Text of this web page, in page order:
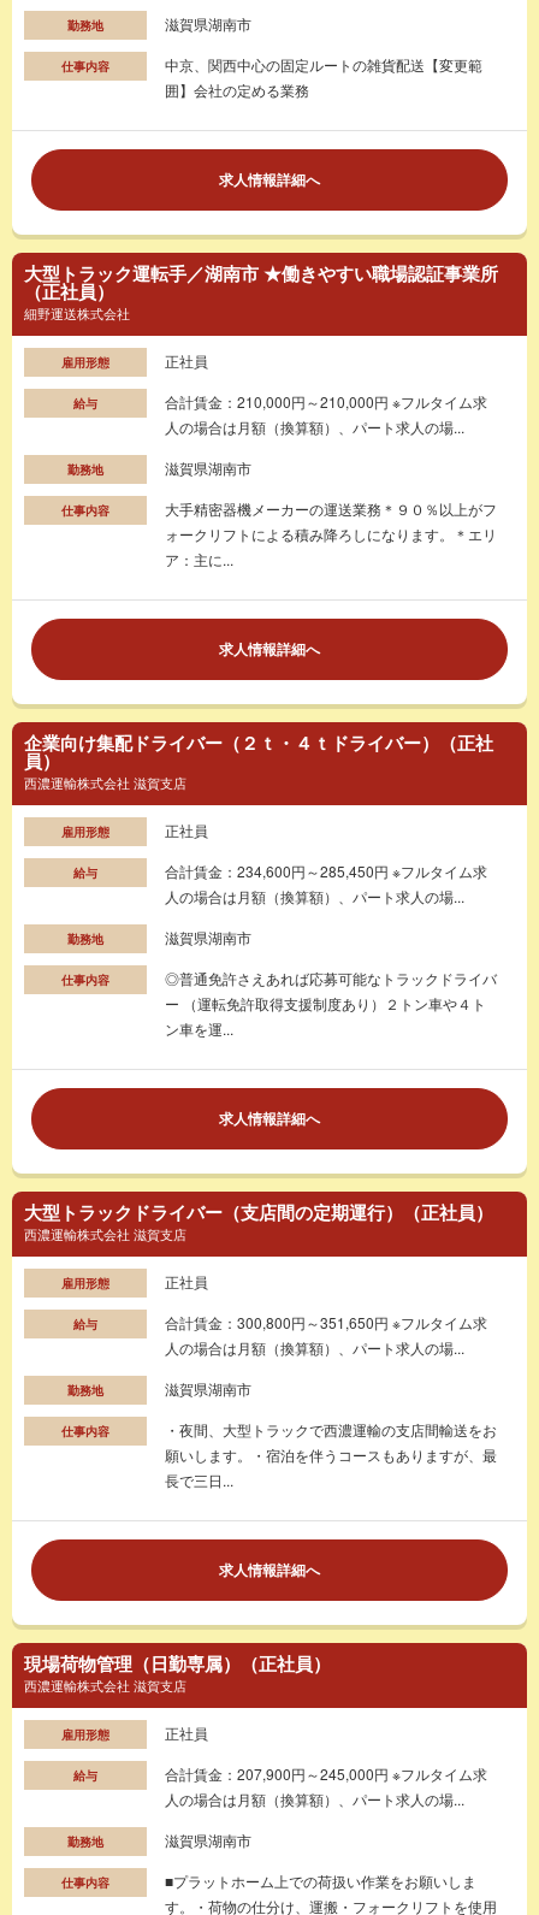
勤務地 滋賀県湖南市
仕事内容
中京、関西中心の固定ルートの雑貨配送【変更範
囲】会社の定める業務
求人情報詳細へ
大型トラック運転手／湖南市 ★働きやすい職場認証事業所
（正社員）
細野運送株式会社
雇用形態 正社員
給与
合計賃金：210,000円～210,000円 ※フルタイム求
人の場合は月額（換算額）、パート求人の場...
勤務地 滋賀県湖南市
仕事内容
大手精密器機メーカーの運送業務＊９０％以上がフ
ォークリフトによる積み降ろしになります。＊エリ
ア：主に...
求人情報詳細へ
企業向け集配ドライバー（２ｔ・４ｔドライバー）（正社
員）
西濃運輸株式会社 滋賀支店
雇用形態 正社員
給与
合計賃金：234,600円～285,450円 ※フルタイム求
人の場合は月額（換算額）、パート求人の場...
勤務地 滋賀県湖南市
仕事内容
◎普通免許さえあれば応募可能なトラックドライバ
ー （運転免許取得支援制度あり）２トン車や４ト
ン車を運...
求人情報詳細へ
大型トラックドライバー（支店間の定期運行）（正社員）
西濃運輸株式会社 滋賀支店
雇用形態 正社員
給与
合計賃金：300,800円～351,650円 ※フルタイム求
人の場合は月額（換算額）、パート求人の場...
勤務地 滋賀県湖南市
仕事内容
・夜間、大型トラックで西濃運輸の支店間輸送をお
願いします。・宿泊を伴うコースもありますが、最
長で三日...
求人情報詳細へ
現場荷物管理（日勤専属）（正社員）
西濃運輸株式会社 滋賀支店
雇用形態 正社員
給与
合計賃金：207,900円～245,000円 ※フルタイム求
人の場合は月額（換算額）、パート求人の場...
勤務地 滋賀県湖南市
仕事内容
■プラットホーム上での荷扱い作業をお願いしま
す。・荷物の仕分け、運搬・フォークリフトを使用